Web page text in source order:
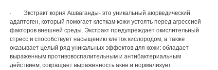
· Экстракт корня Ашваганды- это уникальный аюрведический
адаптоген, который помогает клеткам кожи устоять перед агрессией
факторов внешней среды. Экстракт предупреждает окислительный
стресс и способствует насыщению клеток кислородом, а также
оказывает целый ряд уникальных эффектов для кожи: обладает
выраженным противовоспалительным и антибактериальным
действием, сокращает выраженность акне и нормализует